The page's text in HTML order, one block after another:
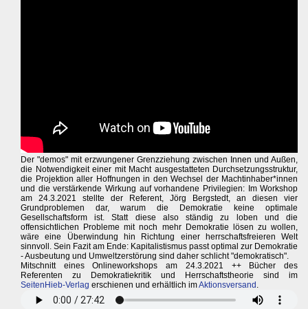
Der "demos" mit erzwungener Grenzziehung zwischen Innen und Außen,
die Notwendigkeit einer mit Macht ausgestatteten Durchsetzungsstruktur,
die Projektion aller Hoffnungen in den Wechsel der Machtinhaber*innen
und die verstärkende Wirkung auf vorhandene Privilegien: Im Workshop
am 24.3.2021 stellte der Referent, Jörg Bergstedt, an diesen vier
Grundproblemen dar, warum die Demokratie keine optimale
Gesellschaftsform ist. Statt diese also ständig zu loben und die
offensichtlichen Probleme mit noch mehr Demokratie lösen zu wollen,
wäre eine Überwindung hin Richtung einer herrschaftsfreieren Welt
sinnvoll. Sein Fazit am Ende: Kapitalistismus passt optimal zur Demokratie
- Ausbeutung und Umweltzerstörung sind daher schlicht "demokratisch".
Mitschnitt eines Onlineworkshops am 24.3.2021 ++ Bücher des
Referenten zu Demokratiekritik und Herrschaftstheorie sind im
SeitenHieb-Verlag erschienen und erhältlich imAktionsversand .